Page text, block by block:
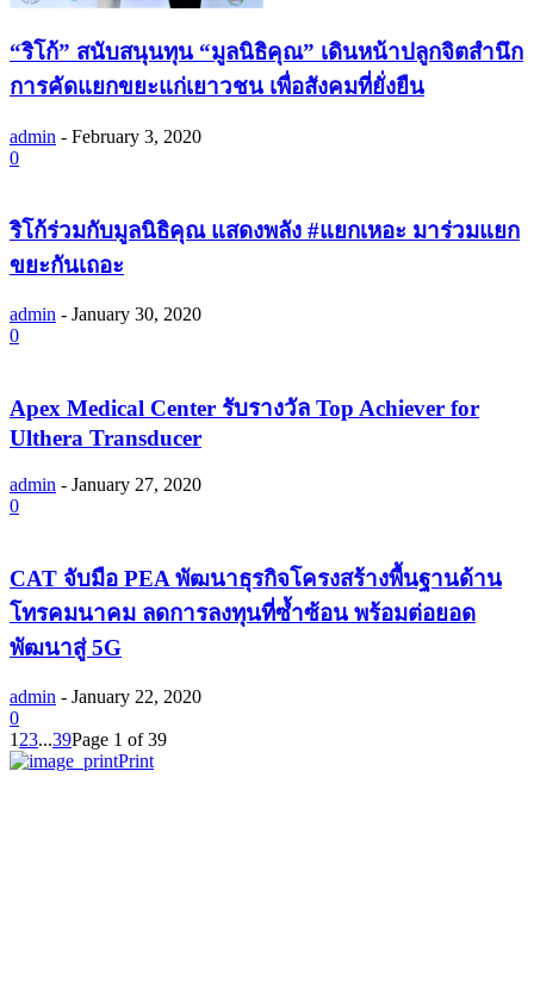
“ริโก้” สนับสนุนทุน “มูลนิธิคุณ” เดินหน้าปลูกจิตสำนึก
การคัดแยกขยะแก่เยาวชน เพื่อสังคมที่ยั่งยืน
admin - February 3, 2020
0
ริโก้ร่วมกับมูลนิธิคุณ แสดงพลัง #แยกเหอะ มาร่วมแยก
ขยะกันเถอะ
admin - January 30, 2020
0
Apex Medical Center รับรางวัล Top Achiever for
Ulthera Transducer
admin - January 27, 2020
0
CAT จับมือ PEA พัฒนาธุรกิจโครงสร้างพื้นฐานด้าน
โทรคมนาคม ลดการลงทุนที่ซ้ำซ้อน พร้อมต่อยอด
พัฒนาสู่ 5G
admin - January 22, 2020
0
1 23...39Page 1 of 39
Print